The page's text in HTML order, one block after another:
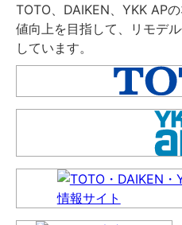
TOTO、DAIKEN、YKK AP
値向上を目指して、リモデ
しています。